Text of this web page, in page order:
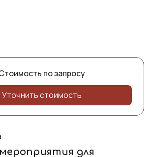
по запросу
Уточнить стоимость
для